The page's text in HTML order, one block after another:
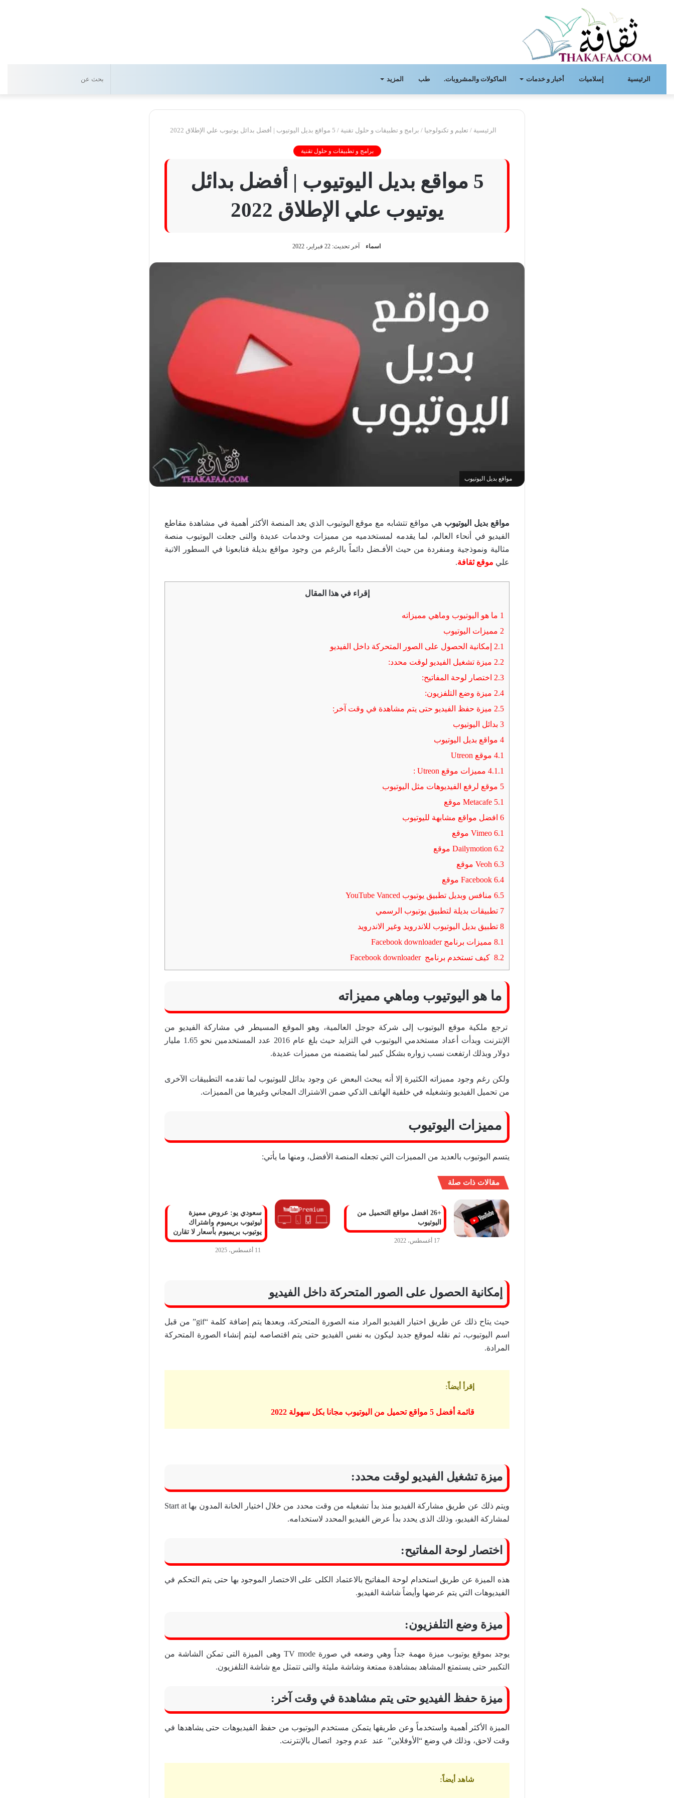
الرئيسية إسلاميات أخبار و خدمات الماكولات والمشروبات. طب المزيد
الرئيسية / تعليم و تكنولوجيا / برامج و تطبيقات و حلول تقنية / 5 مواقع بديل اليوتيوب | أفضل بدائل يوتيوب علي الإطلاق 2022
برامج و تطبيقات و حلول تقنية
5 مواقع بديل اليوتيوب | أفضل بدائل
يوتيوب علي الإطلاق 2022
اسماء آخر تحديث: 22 فبراير، 2022
مواقع بديل اليوتيوب
مواقع بديل اليوتيوب هي مواقع تتشابه مع موقع اليوتيوب الذي يعد المنصة الأكثر أهمية في مشاهدة مقاطع
الفيديو في أنحاء العالم، لما يقدمه لمستخدميه من مميزات وخدمات عديدة والتى جعلت اليوتيوب منصة
مثالية ونموذجية ومنفردة من حيث الأفـضل دائماً بالرغم من وجود مواقع بديلة فتابعونا في السطور الاتية
علي موقع ثقافة.
إقراء في هذا المقال
1 ما هو اليوتيوب وماهي مميزاته
2 مميزات اليوتيوب
2.1 إمكانية الحصول على الصور المتحركة داخل الفيديو
2.2 ميزة تشغيل الفيديو لوقت محدد:
2.3 اختصار لوحة المفاتيح:
2.4 ميزة وضع التلفزيون:
2.5 ميزة حفظ الفيديو حتى يتم مشاهدة في وقت آخر:
3بدائل اليوتيوب
4مواقع بديل اليوتيوب
4.1موقع Utreon
4.1.1مميزات موقع Utreon :
5 موقع لرفع الفيديوهات مثل اليوتيوب
5.1
6افضل مواقع مشابهة لليوتيوب
6.1Vimeo موقع
6.2Dailymotion موقع
6.3Veoh موقع
6.4Facebook موقع
6.5منافس وبديل تطبيق يوتيوب YouTube Vanced
7 تطبيقات بديلة لتطبيق يوتيوب الرسمي
8تطبيق بديل اليوتيوب للاندرويد وغير الاندرويد
8.1مميزات برنامج Facebook downloader
8.2كيف تستخدم برنامج Facebook downloader
ما هو اليوتيوب وماهي مميزاته
ترجع ملكية موقع اليوتيوب إلى شركة جوجل العالمية، وهو الموقع المسيطر في مشاركة الفيديو من
الإنترنت وبدأت أعداد مستخدمي اليوتيوب في التزايد حيث بلغ عام 2016 عدد المستخدمين نحو 1.65 مليار
دولار وبذلك ارتفعت نسب زواره بشكل كبير لما يتضمنه من مميزات عديدة.
ولكن رغم وجود مميزاته الكثيرة إلا أنه يبحث البعض عن وجود بدائل لليوتيوب لما تقدمه التطبيقات الآخرى
من تحميل الفيديو وتشغيله في خلفية الهاتف الذكي ضمن الاشتراك المجاني وغيرها من المميزات.
مميزات اليوتيوب
يتسم اليوتيوب بالعديد من المميزات التي تجعله المنصة الأفضل، ومنها ما يأتي:
مقالات ذات صلة
+26 افضل مواقع التحميل من
اليوتيوب
17 أغسطس، 2022
سعودي يو: عروض مميزة
ليوتيوب بريميوم واشتراك
يوتيوب بريميوم بأسعار لا تقارن
11 أغسطس، 2025
إمكانية الحصول على الصور المتحركة داخل الفيديو
حيث يتاح ذلك عن طريق اختيار الفيديو المراد منه الصورة المتحركة، وبعدها يتم إضافة كلمة “gif” من قبل
اسم اليوتيوب، ثم نقله لموقع جديد ليكون به نفس الفيديو حتى يتم اقتصاصه ليتم إنشاء الصورة المتحركة
المرادة.
إقرأ أيضاً:
قائمة أفضل 5 مواقع تحميل من اليوتيوب مجانا بكل سهولة 2022
ميزة تشغيل الفيديو لوقت محدد:
ويتم ذلك عن طريق مشاركة الفيديو منذ بدأ تشغيله من وقت محدد من خلال اختيار الخانة المدون بها Start at
لمشاركة الفيديو، وذلك الذى يحدد بدأ عرض الفيديو المحدد لاستخدامه.
اختصار لوحة المفاتيح:
هذه الميزة عن طريق استخدام لوحة المفاتيح بالاعتماد الكلى على الاختصار الموجود بها حتى يتم التحكم في
الفيديوهات التي يتم عرضها وأيضاً شاشة الفيديو.
ميزة وضع التلفزيون:
يوجد بموقع يوتيوب ميزة مهمة جداً وهي وضعه في صورة TV mode وهى الميزة التى تمكن الشاشة من
التكبير حتى يستمتع المشاهد بمشاهدة ممتعة وشاشة مليئة والتى تتمثل مع شاشة التلفزيون.
ميزة حفظ الفيديو حتى يتم مشاهدة في وقت آخر:
الميزة الأكثر أهمية واستخدماً وعن طريقها يتمكن مستخدم اليوتيوب من حفظ الفيديوهات حتى يشاهدها في
وقت لاحق، وذلك في وضع “الأوفلاين” عند عدم وجود اتصال بالإنترنت.
شاهد أيضاً: